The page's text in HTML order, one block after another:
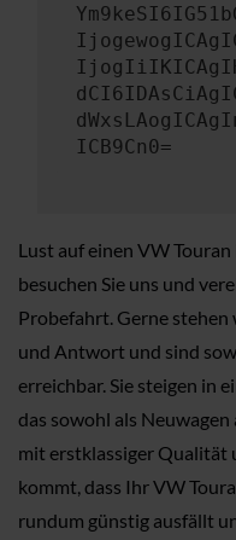
ICB9Cn0=
Lust auf einen VW
besuchen Sie uns und
Probefahrt. Gerne stehen
und Antwort und sind
erreichbar. Sie steigen in
das sowohl als
mit erstklassiger Qualität
kommt, dass Ihr VW
rundum günstig ausfällt